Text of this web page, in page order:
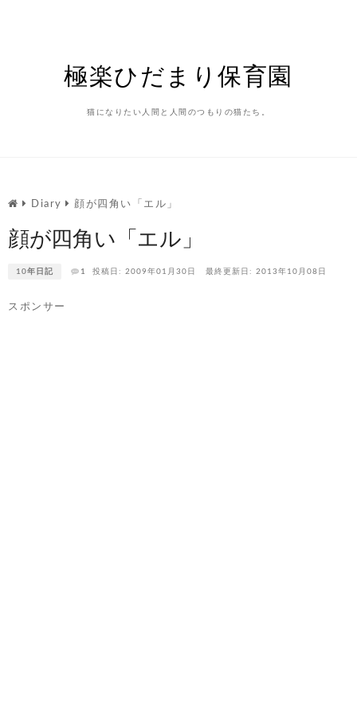
極楽ひだまり保育園
猫になりたい人間と人間のつもりの猫たち。
Diary 顔が四角い「エル」
顔が四角い「エル」
10年日記 1 投稿日: 2009年01月30日 最終更新日: 2013年10月08日
スポンサー